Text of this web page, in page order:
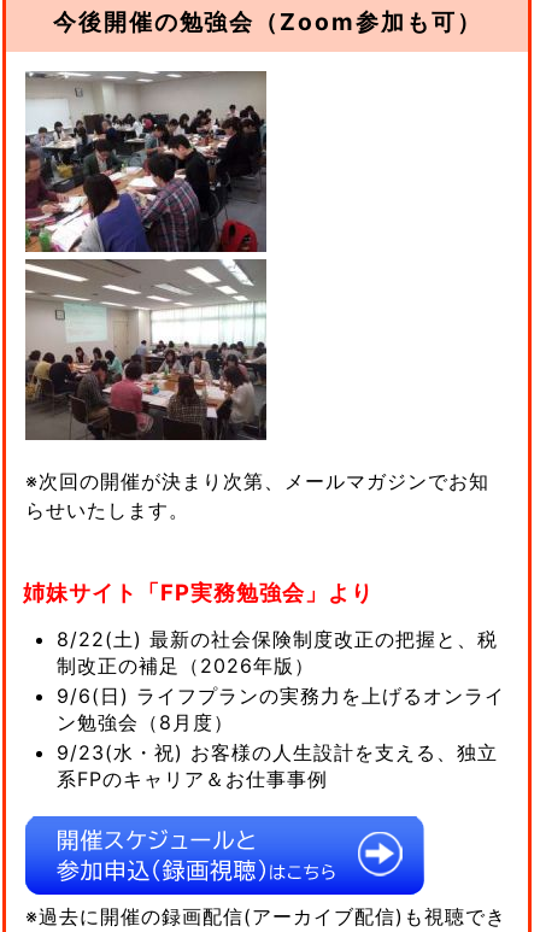
今後開催の勉強会（Zoom参加も可）
※次回の開催が決まり次第、メールマガジンでお知
らせいたします。
姉妹サイト「FP実務勉強会」より
8/22(土) 最新の社会保険制度改正の把握と、税
制改正の補足（2026年版）
9/6(日) ライフプランの実務力を上げるオンライ
ン勉強会（8月度）
9/23(水・祝) お客様の人生設計を支える、独立
系FPのキャリア＆お仕事事例
※過去に開催の録画配信(アーカイブ配信)も視聴でき